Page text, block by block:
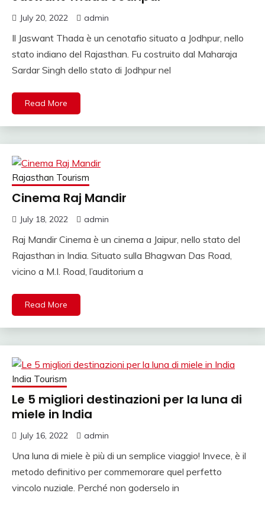
July 20, 2022 admin
Il Jaswant Thada è un cenotafio situato a Jodhpur, nello
stato indiano del Rajasthan. Fu costruito dal Maharaja
Sardar Singh dello stato di Jodhpur nel
Read More
Rajasthan Tourism
Cinema Raj Mandir
July 18, 2022 admin
Raj Mandir Cinema è un cinema a Jaipur, nello stato del
Rajasthan in India. Situato sulla Bhagwan Das Road,
vicino a M.I. Road, l’auditorium a
Read More
India Tourism
Le 5 migliori destinazioni per la luna di
miele in India
July 16, 2022 admin
Una luna di miele è più di un semplice viaggio! Invece, è il
metodo definitivo per commemorare quel perfetto
vincolo nuziale. Perché non goderselo in